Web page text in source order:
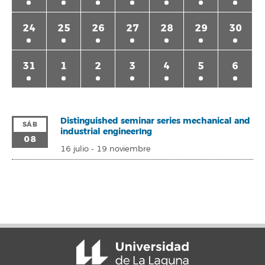
24 25 26 27 28 29 30
31 1 2 3 4 5 6
SÁB
08
Distinguished seminar series mechanical and
industrial engineerIng
16 julio- 19 noviembre